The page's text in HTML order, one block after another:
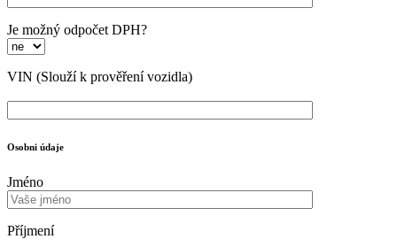
Je možný odpočet DPH?
VIN (Slouží k prověření vozidla)
Osobni údaje
Jméno
Příjmení